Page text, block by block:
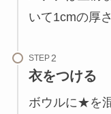
いて1cmの厚
STEP
衣をつける
ボウルに★を